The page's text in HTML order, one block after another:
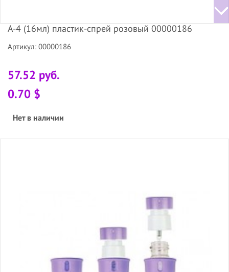
А-4 (16мл) пластик-спрей розовый 00000186
Артикул: 00000186
57.52 руб.
0.70 $
Нет в наличии